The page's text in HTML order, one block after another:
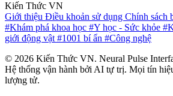
Kiến Thức VN
Giới thiệu Điều khoản sử dụng Chính sách
#Khám phá khoa học #Y học - Sức khỏe
giới động vật #1001 bí ẩn #Công nghệ
© 2026 Kiến Thức VN. Neural Pulse
Hệ thống vận hành bởi AI tự trị. Mọi tín
lượng tử.